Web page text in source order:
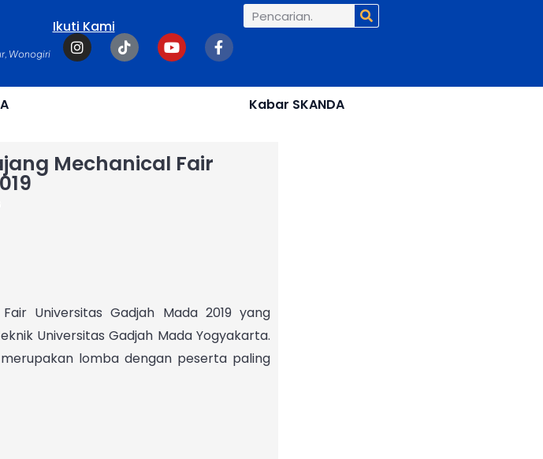
Wonogiri
Ikuti Kami
I
n
s
t
T
i
k
t
Y
o
u
t
F
a
c
e
Search
Kabar SKANDA
Mechanical Fair
Universitas Gadjah Mada 2019 yang
Universitas Gadjah Mada Yogyakarta.
lomba dengan peserta paling